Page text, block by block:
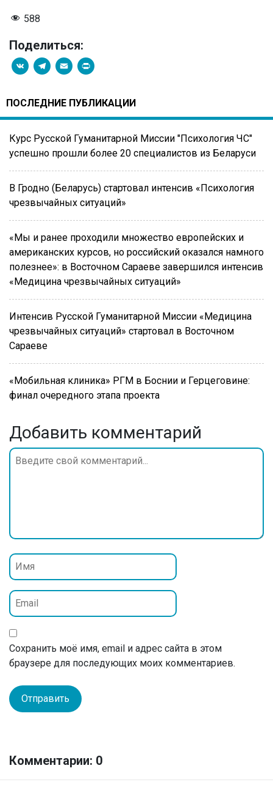
588
Поделиться:
VK Telegram
Email
ПОСЛЕДНИЕ ПУБЛИКАЦИИ
Курс Русской Гуманитарной Миссии "Психология ЧС"
успешно прошли более 20 специалистов из Беларуси
В Гродно (Беларусь) стартовал интенсив «Психология
чрезвычайных ситуаций»
«Мы и ранее проходили множество европейских и
американских курсов, но российский оказался намного
полезнее»: в Восточном Сараеве завершился интенсив
«Медицина чрезвычайных ситуаций»
Интенсив Русской Гуманитарной Миссии «Медицина
чрезвычайных ситуаций» стартовал в Восточном
Сараеве
«Мобильная клиника» РГМ в Боснии и Герцеговине:
финал очередного этапа проекта
Добавить комментарий
Сохранить моё имя, email и адрес сайта в этом
браузере для последующих моих комментариев.
Комментарии: 0